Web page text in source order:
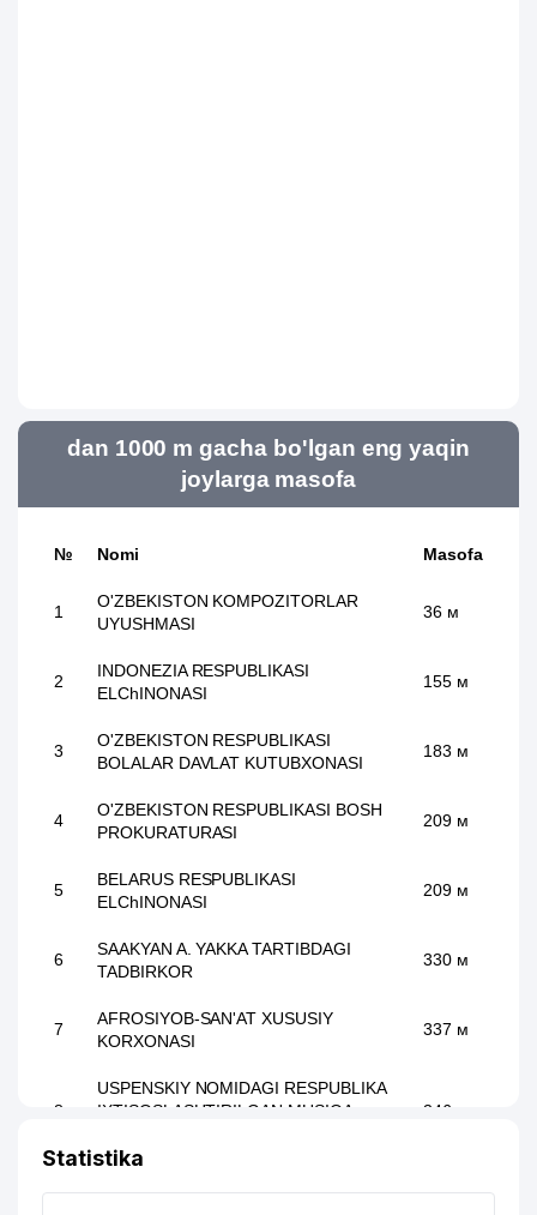
dan 1000 m gacha bo'lgan eng yaqin
joylarga masofa
№ Nomi Masofa
1
O'ZBEKISTON KOMPOZITORLAR
UYUSHMASI
36 м
2
INDONEZIA RESPUBLIKASI
ELChINONASI
155 м
3
O'ZBEKISTON RESPUBLIKASI
BOLALAR DAVLAT KUTUBXONASI
183 м
4
O'ZBEKISTON RESPUBLIKASI BOSH
PROKURATURASI
209 м
5
BELARUS RESPUBLIKASI
ELChINONASI
209 м
6
SAAKYAN A. YAKKA TARTIBDAGI
TADBIRKOR
330 м
7
AFROSIYOB-SAN'AT XUSUSIY
KORXONASI
337 м
8
USPENSKIY NOMIDAGI RESPUBLIKA
IXTISOSLASHTIRILGAN MUSIQA
346 м
Statistika